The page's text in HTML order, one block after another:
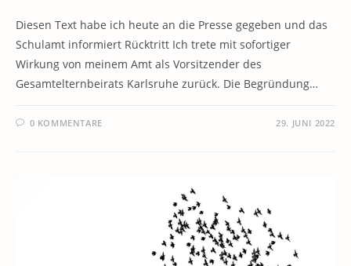
Diesen Text habe ich heute an die Presse gegeben und das
Schulamt informiert Rücktritt Ich trete mit sofortiger
Wirkung von meinem Amt als Vorsitzender des
Gesamtelternbeirats Karlsruhe zurück. Die Begründung…
0 KOMMENTARE 29. JUNI 2022